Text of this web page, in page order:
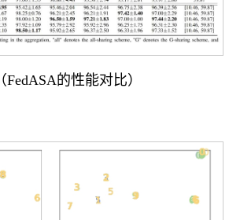
（FedASA的性能对比）